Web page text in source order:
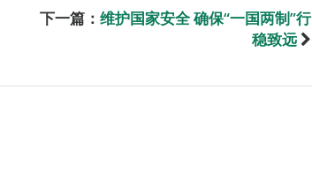
下一篇： 维护国家安全 确保“一国两制”行
稳致远